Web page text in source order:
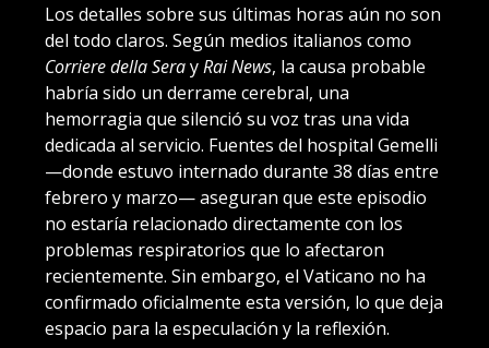
Los detalles sobre sus últimas horas aún no son
del todo claros. Según medios italianos como
Corriere della SerayRai News, la causa probable
habría sido un derrame cerebral, una
hemorragia que silenció su voz tras una vida
dedicada al servicio. Fuentes del hospital Gemelli
—donde estuvo internado durante 38 días entre
febrero y marzo— aseguran que este episodio
no estaría relacionado directamente con los
problemas respiratorios que lo afectaron
recientemente. Sin embargo, el Vaticano no ha
confirmado oficialmente esta versión, lo que deja
espacio para la especulación y la reflexión.